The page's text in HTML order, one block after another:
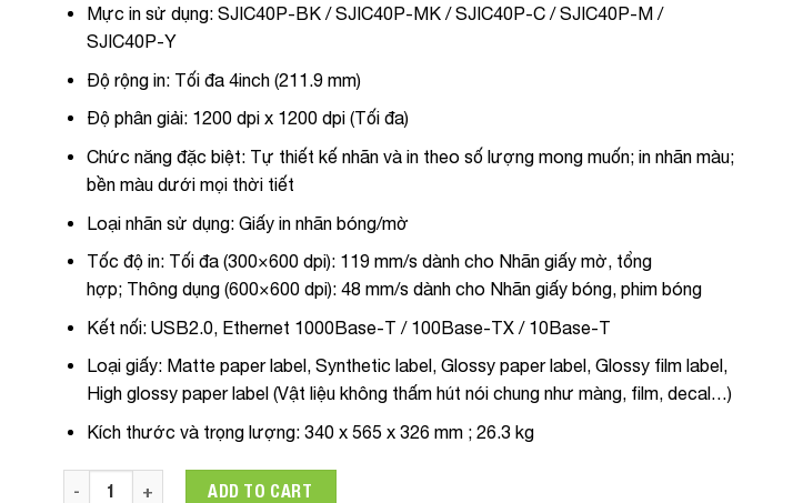
Mực in sử dụng: SJIC40P-BK / SJIC40P-MK / SJIC40P-C / SJIC40P-M /
SJIC40P-Y
Độ rộng in: Tối đa 4inch (211.9 mm)
Độ phân giải:1200 dpi x 1200 dpi (Tối đa)
Chức năng đặc biệt:Tự thiết kế nhãn và in theo số lượng mong muốn; in nhãn màu;
bền màu dưới mọi thời tiết
Loại nhãn sử dụng:Giấy in nhãn bóng/mờ
Tốc độ in: Tối đa (300×600 dpi): 119 mm/s dành cho Nhãn giấy mờ, tổng
hợp; Thông dụng (600×600 dpi): 48 mm/s dành cho Nhãn giấy bóng, phim bóng
Kết nối:USB2.0, Ethernet 1000Base-T / 100Base-TX / 10Base-T
Loại giấy:Matte paper label, Synthetic label, Glossy paper label, Glossy film label,
High glossy paper label (Vật liệu không thấm hút nói chung như màng, film, decal…)
Kích thước và trọng lượng:340 x 565 x 326 mm ; 26.3 kg
C31CH77206E1 Máy in tem nhãn decal Epson ColorWorks CW-C6550P quantity
ADD TO CART